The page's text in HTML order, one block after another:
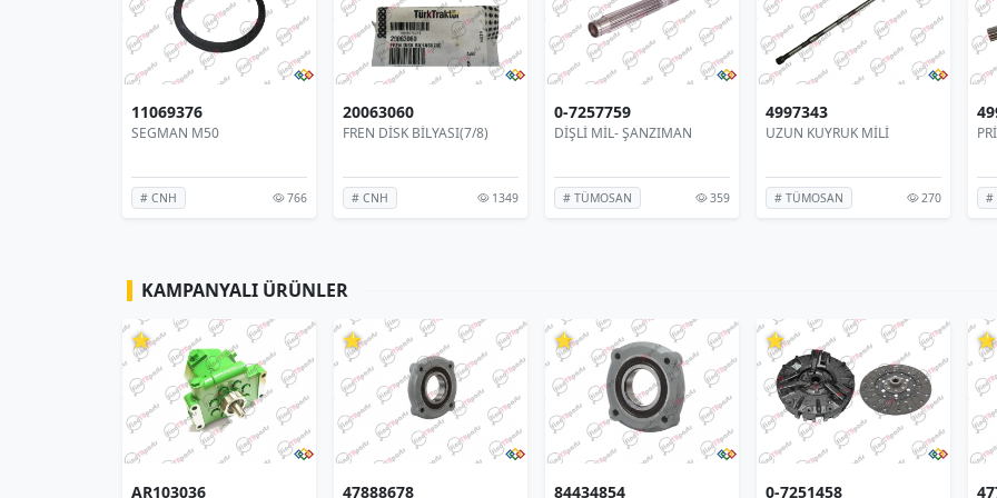
20063060
FREN DİSK BİLYASI(7/8)
# CNH 1349
0-7257759
DİŞLİ MİL- ŞANZIMAN
# TÜMOSAN 359
4997343
UZUN KUYRUK MİLİ
# TÜMOSAN 270
4996851
PRİZDİREK BORU DİŞLİ
# TÜMOSAN 337 #
KAMPANYALI ÜRÜNLER
⭐
47888678
⭐
84434854
⭐
0-7251458
⭐
47788366
⭐